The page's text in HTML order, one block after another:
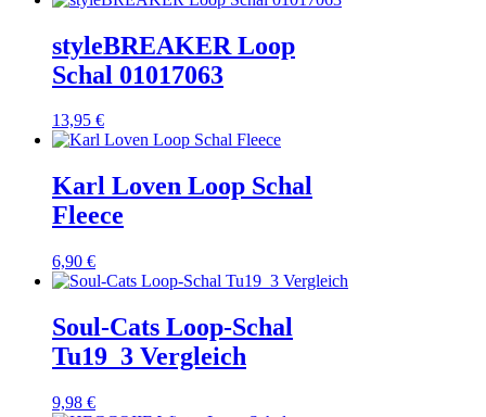
styleBREAKER Loop
Schal 01017063
13,95 €
Karl Loven Loop Schal
Fleece
6,90 €
Soul-Cats Loop-Schal
Tu19_3 Vergleich
9,98 €